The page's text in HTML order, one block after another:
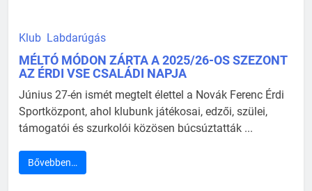
Klub Labdarúgás
MÉLTÓ MÓDON ZÁRTA A 2025/26-OS SZEZONT
AZ ÉRDI VSE CSALÁDI NAPJA
Június 27-én ismét megtelt élettel a Novák Ferenc Érdi
Sportközpont, ahol klubunk játékosai, edzői, szülei,
támogatói és szurkolói közösen búcsúztatták ...
Bővebben…